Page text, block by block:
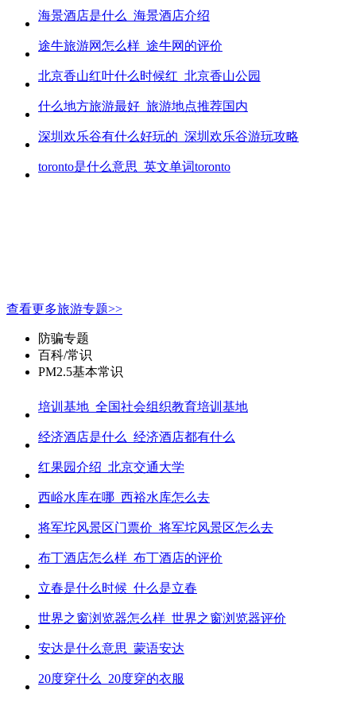
海景酒店是什么_海景酒店介绍
途牛旅游网怎么样_途牛网的评价
北京香山红叶什么时候红_北京香山公园
什么地方旅游最好_旅游地点推荐国内
深圳欢乐谷有什么好玩的_深圳欢乐谷游玩攻略
toronto是什么意思_英文单词toronto
查看更多旅游专题>>
防骗专题
百科/常识
PM2.5基本常识
培训基地_全国社会组织教育培训基地
经济酒店是什么_经济酒店都有什么
红果园介绍_北京交通大学
西峪水库在哪_西裕水库怎么去
将军坨风景区门票价_将军坨风景区怎么去
布丁酒店怎么样_布丁酒店的评价
立春是什么时候_什么是立春
世界之窗浏览器怎么样_世界之窗浏览器评价
安达是什么意思_蒙语安达
20度穿什么_20度穿的衣服